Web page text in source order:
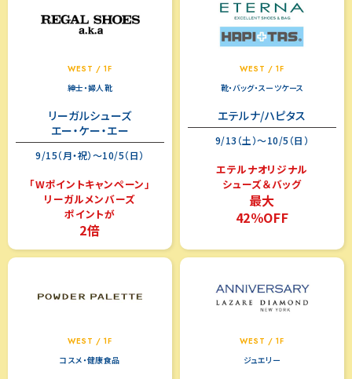
WEST / 1F
紳士・婦人靴
リーガルシューズ
エー・ケー・エー
9/15（月・祝）～10/5（日）
「Wポイントキャンペーン」
リーガルメンバーズ
ポイントが
2倍
WEST / 1F
靴・バッグ・スーツケース
エテルナ/ハピタス
9/13（土）～10/5（日）
エテルナオリジナル
シューズ＆バッグ
最大
42％OFF
WEST / 1F
コスメ・健康食品
WEST / 1F
ジュエリー